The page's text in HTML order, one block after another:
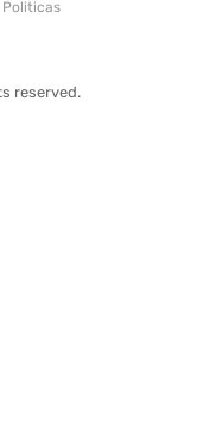
Politicas
reserved.